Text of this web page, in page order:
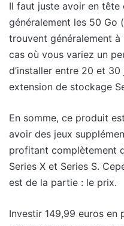
Il faut juste avoir en tête
généralement les 50 Go
trouvent généralement à
cas où vous variez un
d’installer entre 20 et
extension de stockage
En somme, ce produit
avoir des jeux
profitant complètement
Series X et Series S.
est de la partie : le prix.
Investir 149,99 euros en